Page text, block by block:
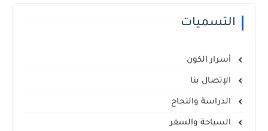
التسميات
أسرار الكون
الإتصال بنا
الدراسة والنجاح
السياحة والسفر